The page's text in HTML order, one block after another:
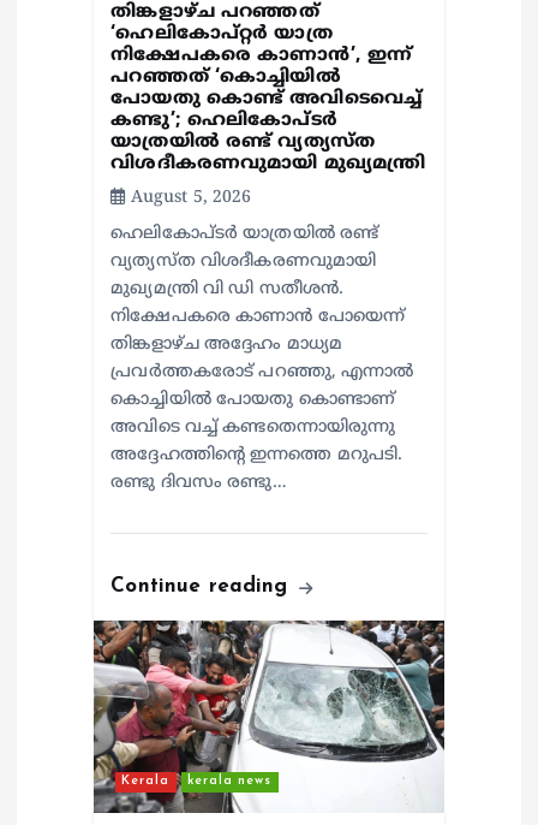
തിങ്കളാഴ്ച പറഞ്ഞത്
‘ഹെലികോപ്റ്റർ യാത്ര
നിക്ഷേപകരെ കാണാൻ’, ഇന്ന്
പറഞ്ഞത് ‘കൊച്ചിയിൽ
പോയതു കൊണ്ട് അവിടെവെച്ച്
കണ്ടു’; ഹെലികോപ്ടർ
യാത്രയിൽ രണ്ട് വ്യത്യസ്ത
വിശദീകരണവുമായി മുഖ്യമന്ത്രി
August 5, 2026
ഹെലികോപ്ടർ യാത്രയിൽ രണ്ട്
വ്യത്യസ്ത വിശദീകരണവുമായി
മുഖ്യമന്ത്രി വി ഡി സതീശൻ.
നിക്ഷേപകരെ കാണാൻ പോയെന്ന്
തിങ്കളാഴ്ച അദ്ദേഹം മാധ്യമ
പ്രവർത്തകരോട് പറഞ്ഞു, എന്നാൽ
കൊച്ചിയിൽ പോയതു കൊണ്ടാണ്
അവിടെ വച്ച് കണ്ടതെന്നായിരുന്നു
അദ്ദേഹത്തിന്റെ ഇന്നത്തെ മറുപടി.
രണ്ടു ദിവസം രണ്ടു…
Continue reading
Kerala kerala news